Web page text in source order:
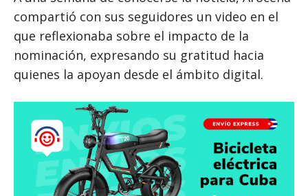
compartió con sus seguidores un video en el
que reflexionaba sobre el impacto de la
nominación, expresando su gratitud hacia
quienes la apoyan desde el ámbito digital.